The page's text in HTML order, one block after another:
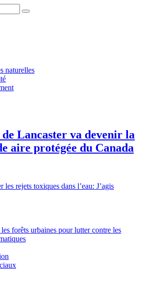
naturelles
Lancaster va devenir la
aire protégée du Canada
rejets toxiques dans l’eau: J’agis
forêts urbaines pour lutter contre les